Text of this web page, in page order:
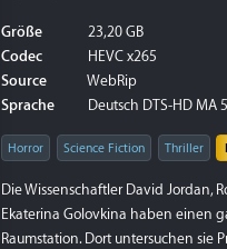
Größe
23,20 GB
Codec
HEVC x265
Source
WebRip
Sprache
Deutsch DTS-HD MA
Horror Science Fiction Thriller
Die Wissenschaftler David Jordan,
Ekaterina Golovkina haben einen
Raumstation. Dort untersuchen sie